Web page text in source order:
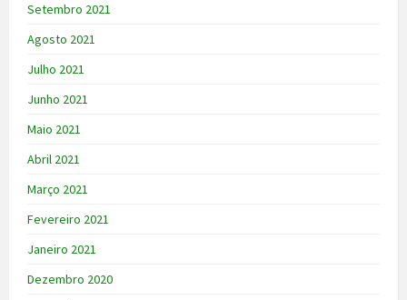
Setembro 2021
Agosto 2021
Julho 2021
Junho 2021
Maio 2021
Abril 2021
Março 2021
Fevereiro 2021
Janeiro 2021
Dezembro 2020